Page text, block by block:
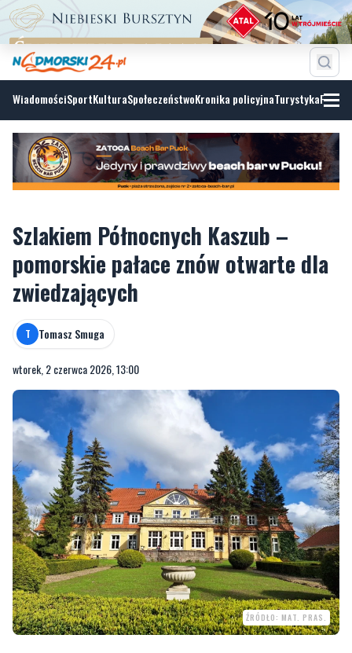
WiadomościSportKulturaSpołeczeństwoKronika policyjnaTurystyka
Szlakiem Północnych Kaszub –
zwiedzających
T Tomasz Smuga
wtorek, 2 czerwca 2026, 13:00
ŹRÓDŁO: MAT. PRAS.
Festiwal Dworów i Pałaców Północnych Kaszub to
cykliczne wydarzenia kulturalno-turystyczne promujące